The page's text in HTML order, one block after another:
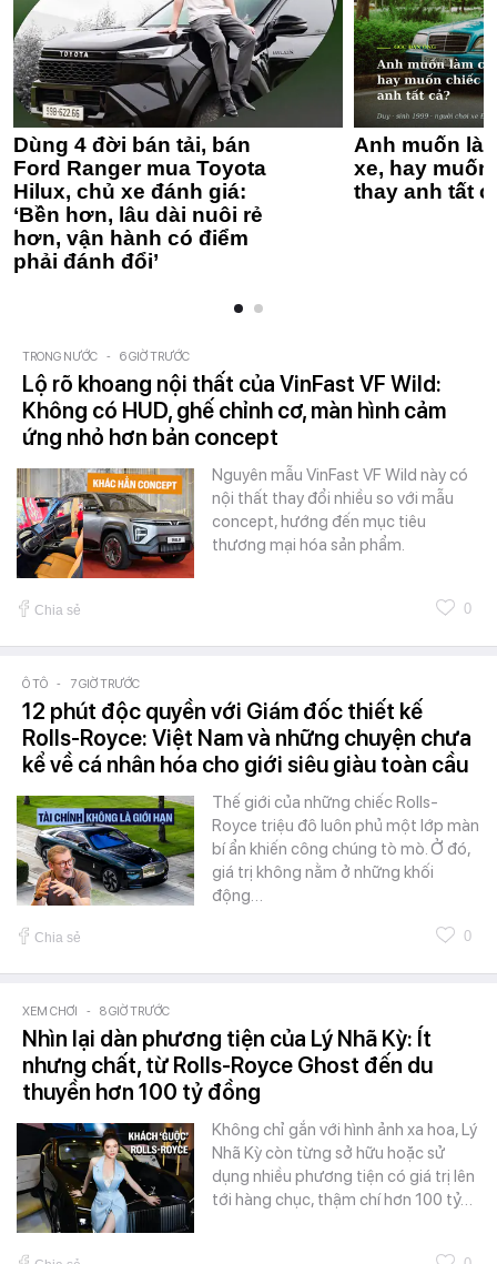
Dùng 4 đời bán tải, bán
Ford Ranger mua Toyota
Hilux, chủ xe đánh giá:
‘Bền hơn, lâu dài nuôi rẻ
hơn, vận hành có điểm
phải đánh đổi’
Anh muốn
xe, hay
thay anh tất
TRONG NƯỚC - 6 GIỜ TRƯỚC
Lộ rõ khoang nội thất của VinFast VF Wild:
Không có HUD, ghế chỉnh cơ, màn hình cảm
ứng nhỏ hơn bản concept
Nguyên mẫu VinFast VF Wild này có
nội thất thay đổi nhiều so với mẫu
concept, hướng đến mục tiêu
thương mại hóa sản phẩm.
Chia sẻ 0
Ô TÔ - 7 GIỜ TRƯỚC
12 phút độc quyền với Giám đốc thiết kế
Rolls-Royce: Việt Nam và những chuyện chưa
kể về cá nhân hóa cho giới siêu giàu toàn cầu
Thế giới của những chiếc Rolls-
Royce triệu đô luôn phủ một lớp màn
bí ẩn khiến công chúng tò mò. Ở đó,
giá trị không nằm ở những khối
động…
Chia sẻ 0
XEM CHƠI - 8 GIỜ TRƯỚC
Nhìn lại dàn phương tiện của Lý Nhã Kỳ: Ít
nhưng chất, từ Rolls-Royce Ghost đến du
thuyền hơn 100 tỷ đồng
Không chỉ gắn với hình ảnh xa hoa, Lý
Nhã Kỳ còn từng sở hữu hoặc sử
dụng nhiều phương tiện có giá trị lên
tới hàng chục, thậm chí hơn 100 tỷ…